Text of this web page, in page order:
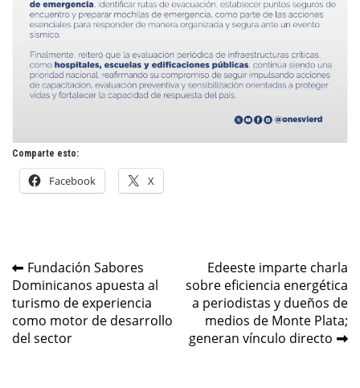
Comparte esto:
Facebook X
Navegación
de
entradas
Fundación Sabores
Dominicanos apuesta al
turismo de experiencia
como motor de desarrollo
del sector
Edeeste imparte charla
sobre eficiencia energética
a periodistas y dueños de
medios de Monte Plata;
generan vínculo directo